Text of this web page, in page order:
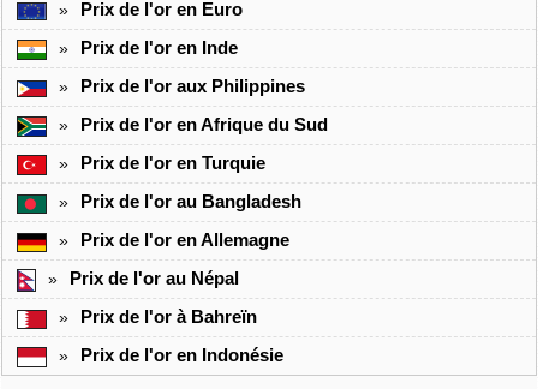
» Prix de l'or en Euro
» Prix de l'or en Inde
» Prix de l'or aux Philippines
» Prix de l'or en Afrique du Sud
» Prix de l'or en Turquie
» Prix de l'or au Bangladesh
» Prix de l'or en Allemagne
» Prix de l'or au Népal
» Prix de l'or à Bahreïn
» Prix de l'or en Indonésie